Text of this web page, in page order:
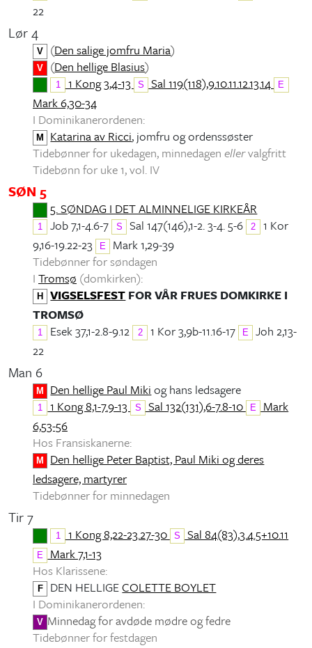
22
Lør 4
V (Den salige jomfru Maria)
V (Den hellige Blasius)
1 1 Kong 3,4-13 S Sal 119(118),9.10.11.12.13.14 E
Mark 6,30-34
I Dominikanerordenen:
M Katarina av Ricci, jomfru og ordenssøster
Tidebønner for ukedagen, minnedagen ellervalgfritt
Tidebønn for uke 1, vol. IV
SØN 5
5. SØNDAG I DET ALMINNELIGE KIRKEÅR
1 Job 7,1-4.6-7 S Sal 147(146),1-2. 3-4. 5-6 2
1 Kor
9,16-19.22-23
E
Mark 1,29-39
Tidebønner for søndagen
I Tromsø (domkirken):
H VIGSELSFEST FOR VÅR FRUES DOMKIRKE I
TROMSØ
1 Esek 37,1-2.8-9.12 2 1 Kor 3,9b-11.16-17 E
Joh 2,13-
22
Man 6
M Den hellige Paul Miki og hans ledsagere
1 1 Kong 8,1-7.9-13 S Sal 132(131),6-7.8-10 E
Mark
6,53-56
Hos Fransiskanerne:
M
Den hellige Peter Baptist, Paul Miki og deres
ledsagere, martyrer
Tidebønner for minnedagen
Tir 7
1 1 Kong 8,22-23.27-30 S Sal 84(83),3.4.5+10.11
E
Mark 7,1-13
Hos Klarissene:
F DEN HELLIGECOLETTE BOYLET
I Dominikanerordenen:
V Minnedag for avdøde mødre og fedre
Tidebønner for festdagen